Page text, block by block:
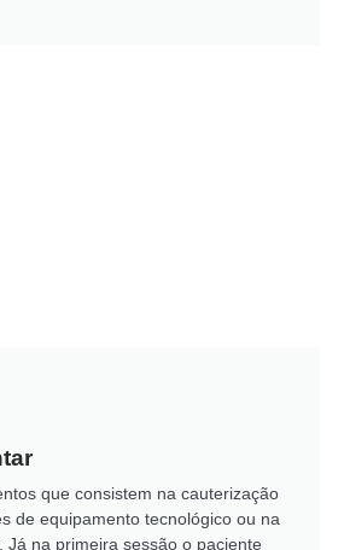
que consistem na cauterização
de equipamento tecnológico ou na
Já na primeira sessão o paciente